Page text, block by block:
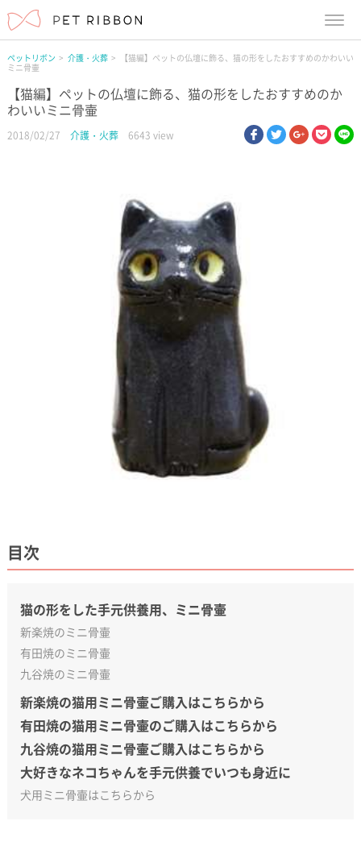
ペットリボン 介護・火葬
【猫編】ペットの仏壇に飾る、猫の形をしたおすすめのかわいい
ミニ骨壷
【猫編】ペットの仏壇に飾る、猫の形をしたおすすめのか
わいいミニ骨壷
2018/02/27 介護・火葬 6643 view facebook
twittergoogle
目次
猫の形をした手元供養用、ミニ骨壷
新楽焼のミニ骨壷
有田焼のミニ骨壷
九谷焼のミニ骨壷
新楽焼の猫用ミニ骨壷ご購入はこちらから
有田焼の猫用ミニ骨壷のご購入はこちらから
九谷焼の猫用ミニ骨壷ご購入はこちらから
大好きなネコちゃんを手元供養でいつも身近に
犬用ミニ骨壷はこちらから